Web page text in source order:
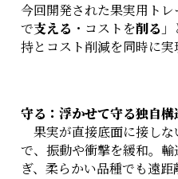
今回開発された果実用ト
で支える ・コストを削る
持とコスト削減を同時に実
守る：浮かせて守る独自構
果実が直接底面に接し
で、振動や衝撃を緩和。
ぎ、柔らかい品種でも遠距